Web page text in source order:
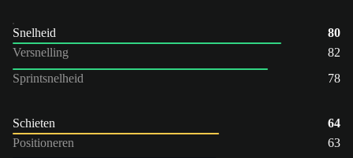
Snelheid
80
Versnelling
82
Sprintsnelheid
78
Schieten
64
Positioneren
63